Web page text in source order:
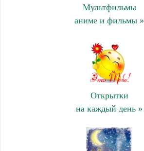
Мультфильмы
аниме и фильмы »
Открытки
на каждый день »